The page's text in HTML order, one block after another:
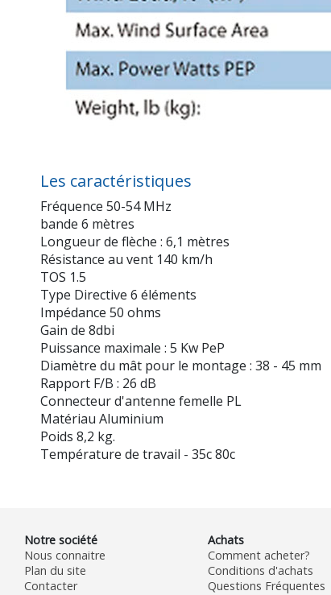
Les caractéristiques
Fréquence 50-54 MHz
bande 6 mètres
Longueur de flèche : 6,1 mètres
Résistance au vent 140 km/h
TOS 1.5
Type Directive 6 éléments
Impédance 50 ohms
Gain de 8dbi
Puissance maximale : 5 Kw PeP
Diamètre du mât pour le montage : 38 - 45 mm
Rapport F/B : 26 dB
Connecteur d'antenne femelle PL
Matériau Aluminium
Poids 8,2 kg.
Température de travail - 35c 80c
Notre société
Nous connaitre
Plan du site
Contacter
Achats
Comment acheter?
Conditions d'achats
Questions Fréquentes